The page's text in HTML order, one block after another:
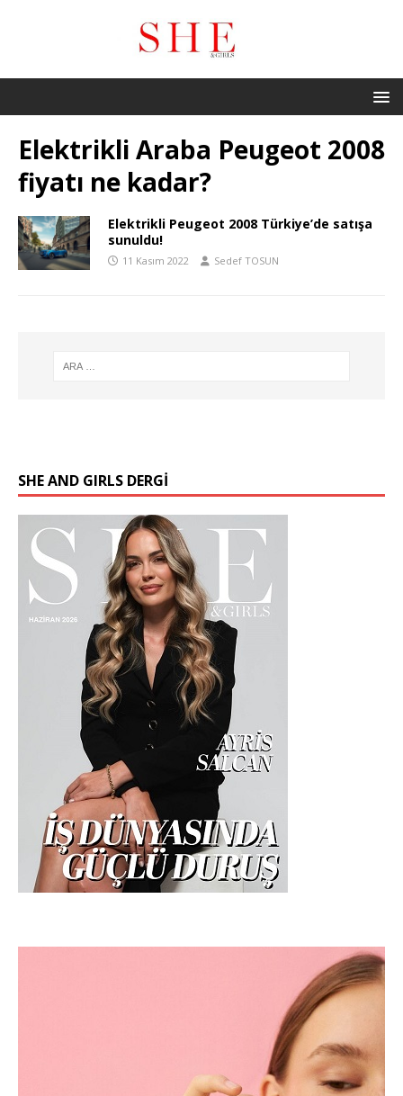
Elektrikli Araba Peugeot 2008
fiyatı ne kadar?
Elektrikli Peugeot 2008 Türkiye’de satışa
sunuldu!
11 Kasım 2022 Sedef TOSUN
SHE AND GIRLS DERGİ